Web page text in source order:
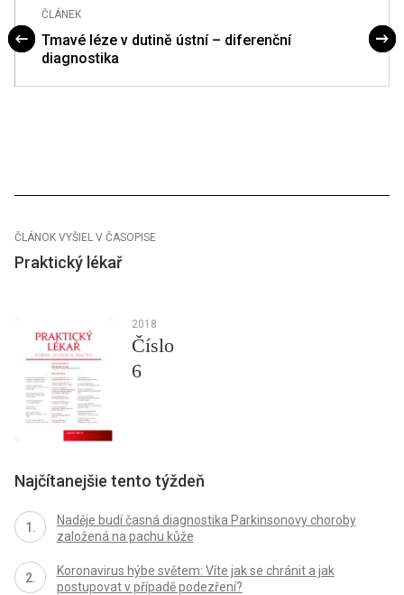
ČLÁNEK
Tmavé léze v dutině ústní – diferenční
diagnostika
ČLÁNOK VYŠIEL V ČASOPISE
Praktický lékař
2018
Číslo
6
Najčítanejšie tento týždeň
Naděje budí časná diagnostika Parkinsonovy choroby
založená na pachu kůže
Koronavirus hýbe světem: Víte jak se chránit a jak
postupovat v případě podezření?